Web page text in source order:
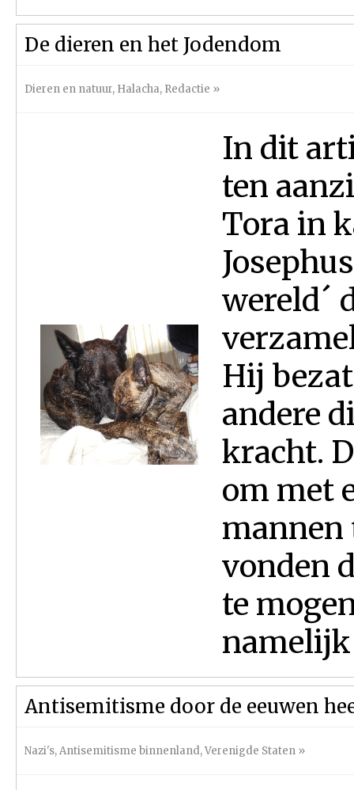
De dieren en het Jodendom
Dieren en natuur, Halacha, Redactie »
In dit
ten
Tora in
wereld´
Hij
andere
kracht.
om met
mannen
vonden
te
namelijk
Antisemitisme door de eeuwen
Nazi's,Antisemitisme binnenland,Verenigde Staten »